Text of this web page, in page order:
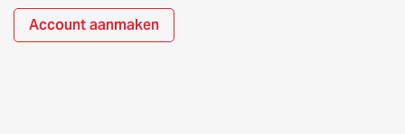
Account aanmaken